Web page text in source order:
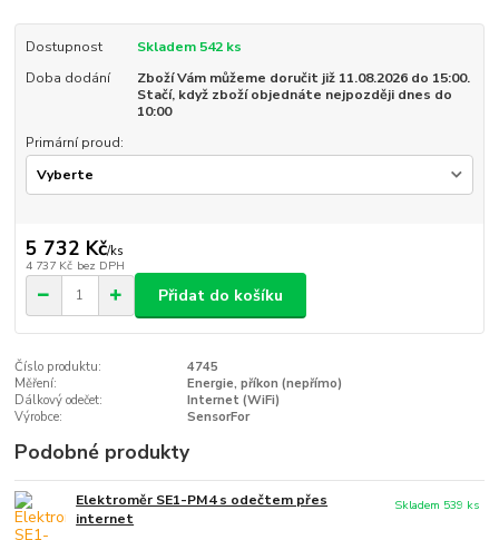
Dostupnost
Skladem 542 ks
Doba dodání
Zboží Vám můžeme doručit již 11.08.2026 do 15:00.
Stačí, když zboží objednáte nejpozději dnes do
10:00
Primární proud:
5 732 Kč/ks
4 737 Kč bez DPH
Přidat do košíku
Číslo produktu:
4745
Měření:
Energie, příkon (nepřímo)
Dálkový odečet:
Internet (WiFi)
Výrobce:
SensorFor
Podobné produkty
Elektroměr SE1-PM4 s odečtem přes
internet
Skladem 539 ks